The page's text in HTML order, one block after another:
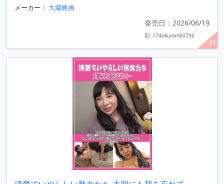
21
メーカー： 大蔵映画
発売日：2026/06/19
ID: 174okuram00796